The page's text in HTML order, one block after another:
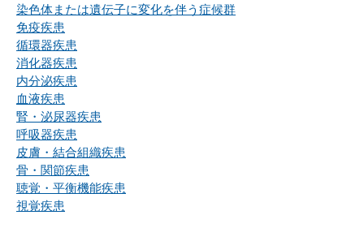
染色体または遺伝子に変化を伴う症候群
免疫疾患
循環器疾患
消化器疾患
内分泌疾患
血液疾患
腎・泌尿器疾患
呼吸器疾患
皮膚・結合組織疾患
骨・関節疾患
聴覚・平衡機能疾患
視覚疾患